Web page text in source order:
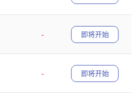
-
即将开始
-
即将开始